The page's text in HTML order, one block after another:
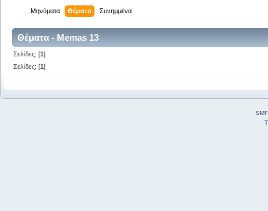
Μηνύματα Θέματα Συνημμένα
Θέματα - Memas 13
Σελίδες: [1]
Σελίδες: [1]